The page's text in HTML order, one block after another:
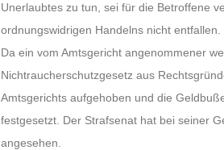
Unerlaubtes zu tun, sei für die Betroffene
ordnungswidrigen Handelns nicht entfallen.
Da ein vom Amtsgericht angenommener
Nichtraucherschutzgesetz aus
Amtsgerichts aufgehoben und die
festgesetzt. Der Strafsenat hat bei seiner
angesehen.